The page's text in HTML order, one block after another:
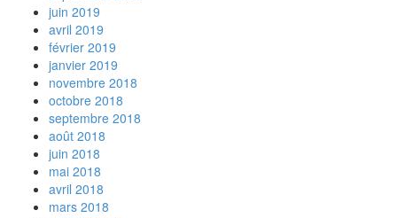
juin 2019
avril 2019
février 2019
janvier 2019
novembre 2018
octobre 2018
septembre 2018
août 2018
juin 2018
mai 2018
avril 2018
mars 2018